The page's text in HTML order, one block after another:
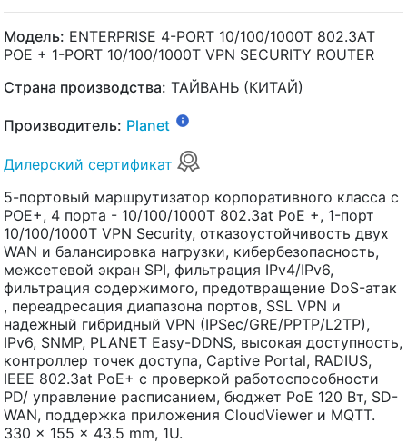
Модель: ENTERPRISE 4-PORT 10/100/1000T 802.3AT
POE + 1-PORT 10/100/1000T VPN SECURITY ROUTER
Страна производства: ТАЙВАНЬ (КИТАЙ)
Производитель: Planet
Дилерский сертификат
5-портовый маршрутизатор корпоративного класса с
POE+, 4 порта - 10/100/1000T 802.3at PoE +, 1-порт
10/100/1000T VPN Security, отказоустойчивость двух
WAN и балансировка нагрузки, кибербезопасность,
межсетевой экран SPI, фильтрация IPv4/IPv6,
фильтрация содержимого, предотвращение DoS-атак
, переадресация диапазона портов, SSL VPN и
надежный гибридный VPN (IPSec/GRE/PPTP/L2TP),
IPv6, SNMP, PLANET Easy-DDNS, высокая доступность,
контроллер точек доступа, Captive Portal, RADIUS,
IEEE 802.3at PoE+ с проверкой работоспособности
PD/ управление расписанием, бюджет PoE 120 Вт, SD-
WAN, поддержка приложения CloudViewer и MQTT.
330 x 155 x 43.5 mm, 1U.